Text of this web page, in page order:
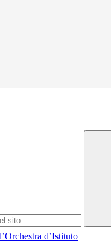
d’Istituto